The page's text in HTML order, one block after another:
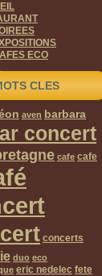
ECO
CLES
aven barbara
concert
cafe cafe
concerts
duo eco
eric nedelec fete